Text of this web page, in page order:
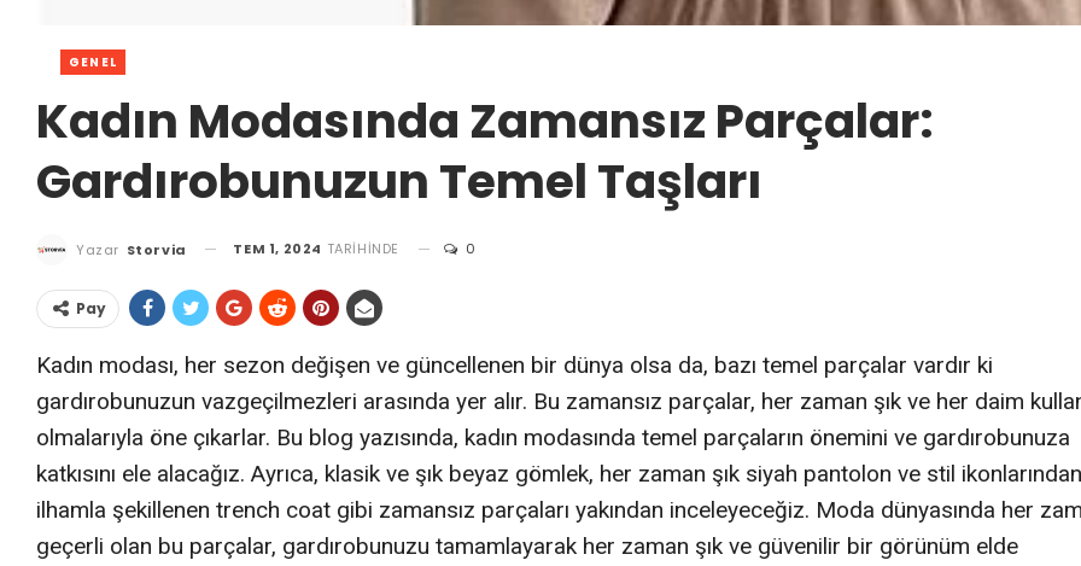
GENEL
Kadın Modasında Zamansız Parçalar:
Gardırobunuzun Temel Taşları
Yazar Storvia TEM 1, 2024 TARIHINDE 0
Pay
Kadın modası, her sezon değişen ve güncellenen bir dünya olsa da, bazı temel parçalar vardır ki
gardırobunuzun vazgeçilmezleri arasında yer alır. Bu zamansız parçalar, her zaman şık ve her daim
olmalarıyla öne çıkarlar. Bu blog yazısında, kadın modasında temel parçaların önemini ve gardırobunuza
katkısını ele alacağız. Ayrıca, klasik ve şık beyaz gömlek, her zaman şık siyah pantolon ve stil ikonlarından
ilhamla şekillenen trench coat gibi zamansız parçaları yakından inceleyeceğiz. Moda dünyasında her
geçerli olan bu parçalar, gardırobunuzu tamamlayarak her zaman şık ve güvenilir bir görünüm elde